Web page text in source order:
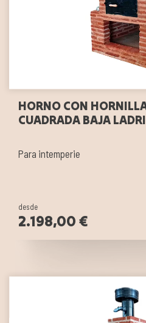
HORNO CON
CUADRADA BAJA
Para intemperie
desde
2.198,00 €